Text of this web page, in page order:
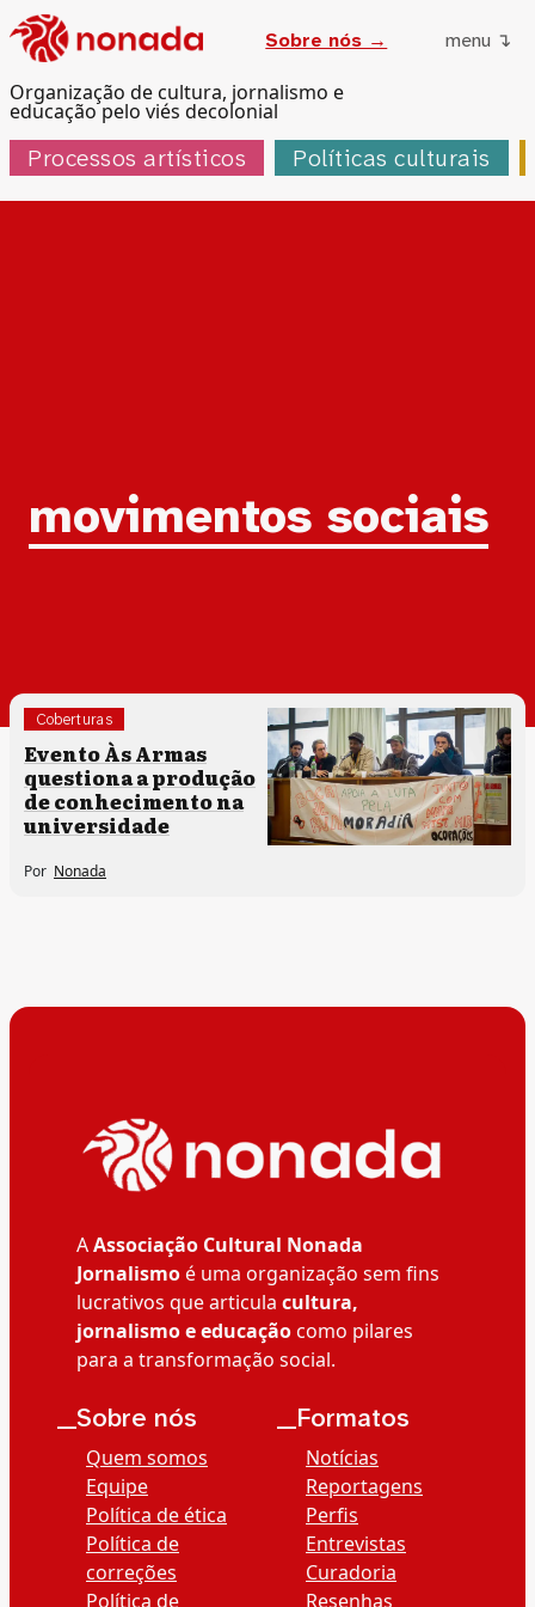
Organização de cultura, jornalismo e
educação pelo viés decolonial
Sobre nós → menu ↴
Processos artísticos Políticas culturais
Tag:
movimentos sociais
Coberturas
Direitos humanos
Evento Às Armas
questiona a produção
de conhecimento na
universidade
Por Nonada
AAssociação Cultural Nonada
Jornalismoé uma organização sem fins
lucrativos que articula cultura,
jornalismo e educaçãocomo pilares
para a transformação social.
__Sobre nós
Quem somos
Equipe
Política de ética
Política de
correções
Política de
__Formatos
Notícias
Reportagens
Perfis
Entrevistas
Curadoria
Resenhas